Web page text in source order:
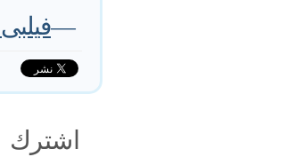
—فيلبى
اشترك